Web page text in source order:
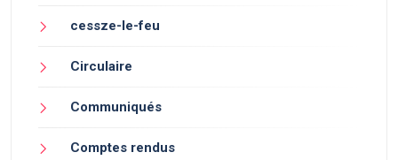
cessze-le-feu
Circulaire
Communiqués
Comptes rendus